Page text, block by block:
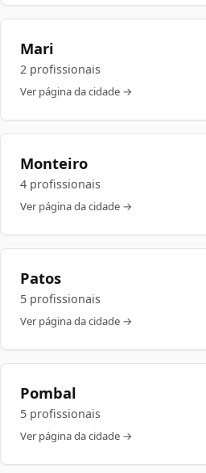
Mari
2 profissionais
Ver página da cidade →
Monteiro
4 profissionais
Ver página da cidade →
Patos
5 profissionais
Ver página da cidade →
Pombal
5 profissionais
Ver página da cidade →